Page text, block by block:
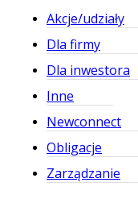
Akcje/udziały
Dla firmy
Dla inwestora
Inne
Newconnect
Obligacje
Zarządzanie